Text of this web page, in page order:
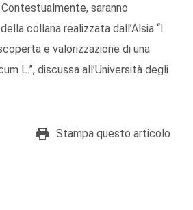
saranno
collana realizzata dall’Alsia “I
e valorizzazione di una
L.”, discussa all’Università degli
Stampa questo articolo